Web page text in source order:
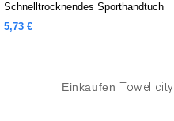
Schnelltrocknendes Sporthandtuch
5,73 €
EinkaufenTowel city